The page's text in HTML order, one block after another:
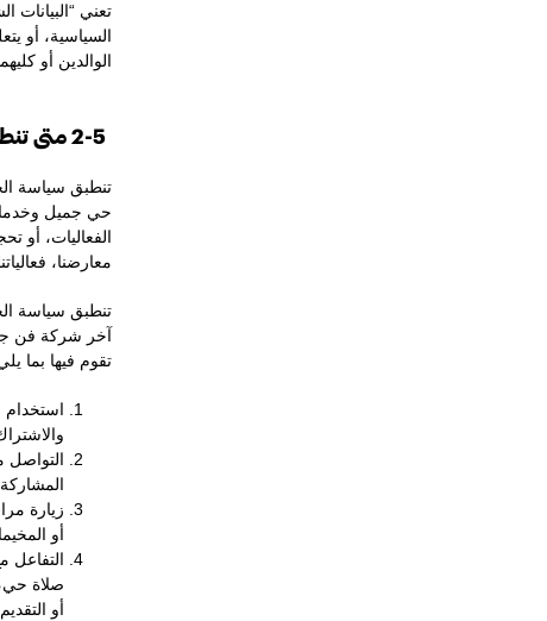
تعني
السياسية، أو
الوالدين أو
2-5 متى تنطبق هذه السياسة؟
تنطبق سياسة
حي جميل
الفعاليات، أو
معارضنا،
تنطبق سياسة
آخر شركة فن
تقوم فيها بما
استخدام
التواصل
زيارة
أو
صلاة
أو